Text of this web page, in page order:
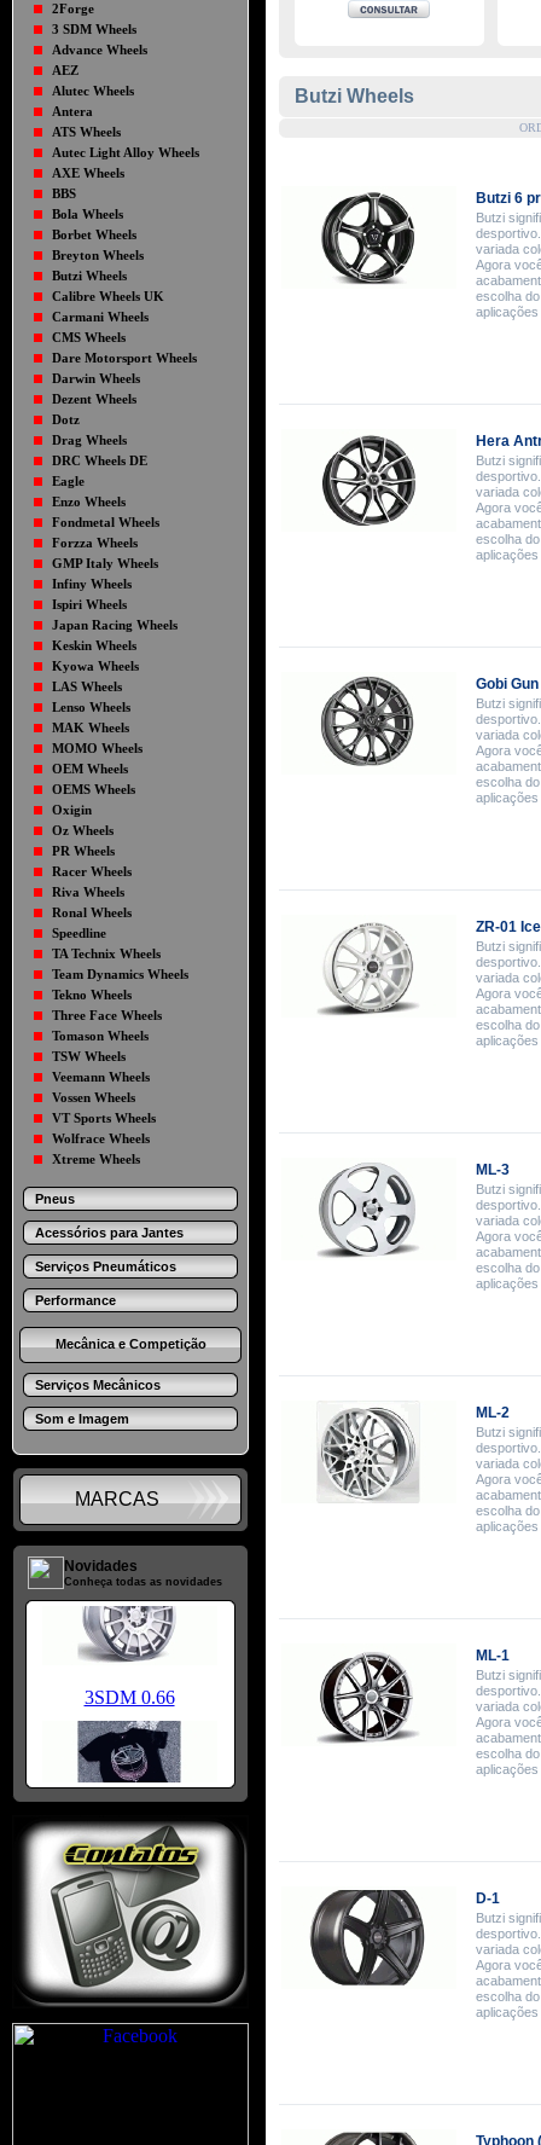
2Forge
3 SDM Wheels
Advance Wheels
AEZ
Alutec Wheels
Antera
ATS Wheels
Autec Light Alloy Wheels
AXE Wheels
BBS
Bola Wheels
Borbet Wheels
Breyton Wheels
Butzi Wheels
Calibre Wheels UK
Carmani Wheels
CMS Wheels
Dare Motorsport Wheels
Darwin Wheels
Dezent Wheels
Dotz
Drag Wheels
DRC Wheels DE
Eagle
Enzo Wheels
Fondmetal Wheels
Forzza Wheels
GMP Italy Wheels
Infiny Wheels
Ispiri Wheels
Japan Racing Wheels
Keskin Wheels
Kyowa Wheels
LAS Wheels
Lenso Wheels
MAK Wheels
MOMO Wheels
OEM Wheels
OEMS Wheels
Oxigin
Oz Wheels
PR Wheels
Racer Wheels
Riva Wheels
Ronal Wheels
Speedline
TA Technix Wheels
Team Dynamics Wheels
Tekno Wheels
Three Face Wheels
Tomason Wheels
TSW Wheels
Veemann Wheels
Vossen Wheels
VT Sports Wheels
Wolfrace Wheels
Xtreme Wheels
Pneus
Acessórios para Jantes
Serviços Pneumáticos
Performance
Mecânica e Competição
Serviços Mecânicos
Som e Imagem
MARCAS
Novidades
Conheça todas as novidades
Butzi Wheels
Butzi 6
Butzi
variada
Agora
escolha
Hera
Butzi
variada
Agora
escolha
Gobi
Butzi
variada
Agora
escolha
ZR-01
Butzi
variada
Agora
escolha
ML-3
Butzi
variada
Agora
escolha
aplicações
ML-2
Butzi
variada
Agora
escolha
aplicações
ML-1
Butzi
variada
Agora
escolha
D-1
Butzi
variada
Agora
escolha
Typhoon